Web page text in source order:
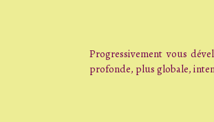
Progressivement vous
profonde, plus globale,